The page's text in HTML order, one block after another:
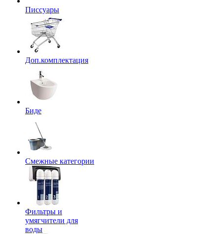
Писсуары
Доп.комплектация
Биде
Смежные категории
Фильтры и
умягчители для
воды